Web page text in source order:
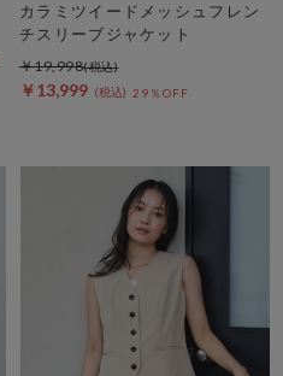
カラミツイードメッシュフレン
チスリーブジャケット
￥13,999 29％OFF
￥19,998